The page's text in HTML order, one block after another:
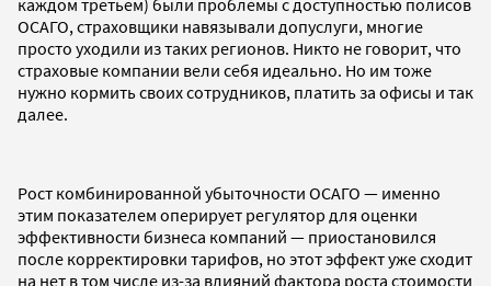
ОСАГО, страховщики навязывали допуслуги, многие
просто уходили из таких регионов. Никто не говорит, что
страховые компании вели себя идеально. Но им тоже
нужно кормить своих сотрудников, платить за офисы и так
далее.
Рост комбинированной убыточности ОСАГО — именно
этим показателем оперирует регулятор для оценки
эффективности бизнеса компаний — приостановился
после корректировки тарифов, но этот эффект уже сходит
на нет в том числе из-за влияний фактора роста стоимости